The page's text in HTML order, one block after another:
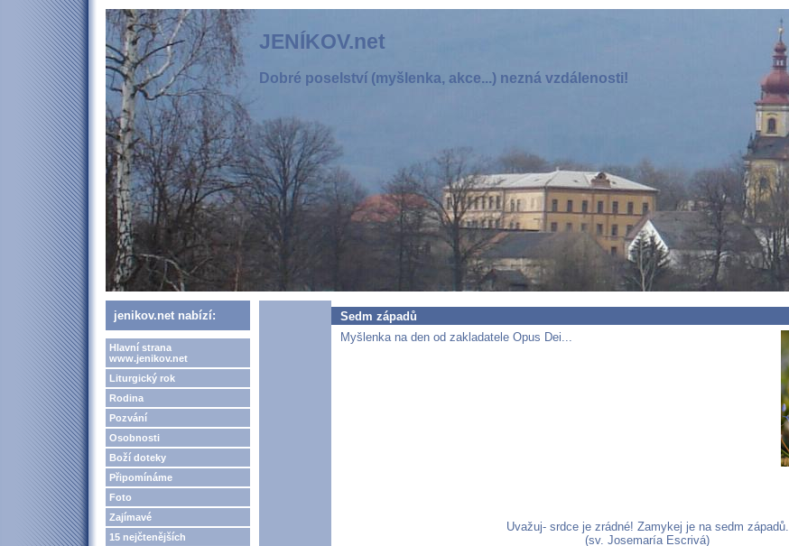
JENÍKOV.net
Dobré poselství (myšlenka, akce...) nezná vzdálenosti!
jenikov.net nabízí:
Hlavní strana
www.jenikov.net
Liturgický rok
Rodina
Pozvání
Osobnosti
Boží doteky
Připomínáme
Foto
Zajímavé
15 nejčtenějších
Sedm západů
Myšlenka na den od zakladatele Opus Dei...
Uvažuj- srdce je zrádné! Zamykej je na sedm západů.
(sv. Josemaría Escrivá)